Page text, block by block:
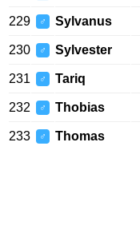
229 ♂ Sylvanus
230 ♂ Sylvester
231 ♂ Tariq
232 ♂ Thobias
233 ♂ Thomas